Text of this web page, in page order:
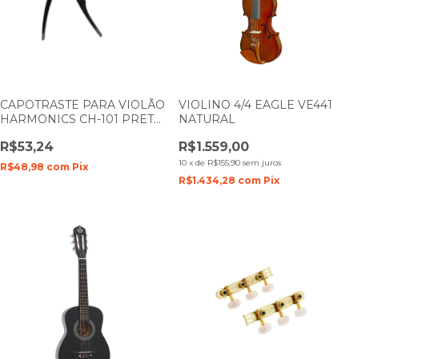
CAPOTRASTE PARA VIOLÃO
HARMONICS CH-101 PRETO
R$53,24
R$48,98 com Pix
VIOLINO 4/4 EAGLE VE441
NATURAL
R$1.559,00
10 x de R$155,90 sem juros
R$1.434,28 com Pix